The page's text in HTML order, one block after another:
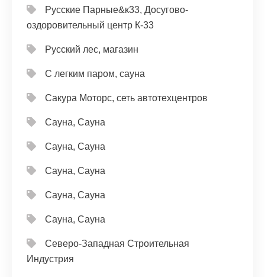
Русские Парные&к33, Досугово-
оздоровительный центр К-33
Русский лес, магазин
С легким паром, сауна
Сакура Моторс, сеть автотехцентров
Сауна, Сауна
Сауна, Сауна
Сауна, Сауна
Сауна, Сауна
Сауна, Сауна
Северо-Западная Строительная
Индустрия